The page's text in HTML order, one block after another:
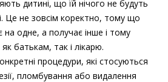
дитині, що їй нічого не будуть
Це не зовсім коректно, тому що
на одне, а получає інше і тому
батькам, так і лікарю.
процедури, які стосуються
пломбування або видалення